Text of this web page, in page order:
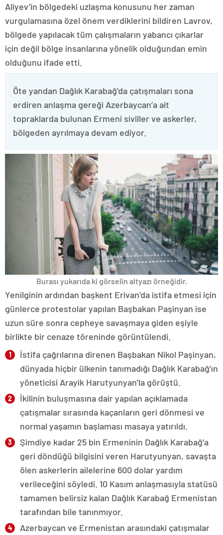
Aliyev’in bölgedeki uzlaşma konusunu her zaman
vurgulamasına özel önem verdiklerini bildiren Lavrov,
bölgede yapılacak tüm çalışmaların yabancı çıkarlar
için değil bölge insanlarına yönelik olduğundan emin
olduğunu ifade etti.
Öte yandan Dağlık Karabağ’da çatışmaları sona
erdiren anlaşma gereği Azerbaycan’a ait
topraklarda bulunan Ermeni siviller ve askerler,
bölgeden ayrılmaya devam ediyor.
Burası yukarıda ki görselin altyazı örneğidir.
Yenilginin ardından başkent Erivan’da istifa etmesi için
günlerce protestolar yapılan Başbakan Paşinyan ise
uzun süre sonra cepheye savaşmaya giden eşiyle
birlikte bir cenaze töreninde görüntülendi.
İstifa çağrılarına direnen Başbakan Nikol Paşinyan,
dünyada hiçbir ülkenin tanımadığı Dağlık Karabağ’ın
yöneticisi Arayik Harutyunyan’la görüştü.
İkilinin buluşmasına dair yapılan açıklamada
çatışmalar sırasında kaçanların geri dönmesi ve
normal yaşamın başlaması masaya yatırıldı.
Şimdiye kadar 25 bin Ermeninin Dağlık Karabağ’a
geri döndüğü bilgisini veren Harutyunyan, savaşta
ölen askerlerin ailelerine 600 dolar yardım
verileceğini söyledi. 10 Kasım anlaşmasıyla statüsü
tamamen belirsiz kalan Dağlık Karabağ Ermenistan
tarafından bile tanınmıyor.
Azerbaycan ve Ermenistan arasındaki çatışmalar